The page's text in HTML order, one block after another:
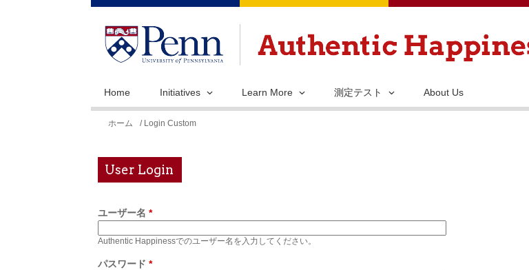
メ
ン
テ
Home Initiatives Learn More 測定テスト About Us
現
地
ホーム / Login Custom
User Login
ユーザー名 *
Authentic Happinessでのユーザー名を入力してください。
パスワード *